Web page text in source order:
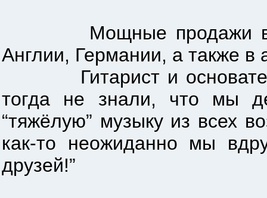
Мощные продажи в
Англии, Германии, а также в
Гитарист и основатель
тогда не знали, что мы
“тяжёлую” музыку из всех
как-то неожиданно мы
друзей!”